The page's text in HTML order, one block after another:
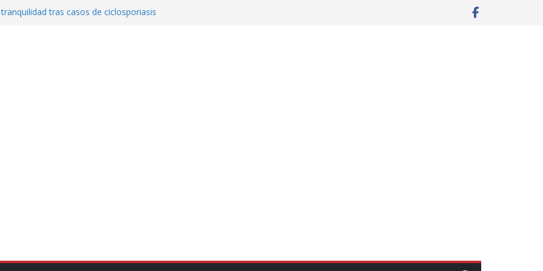
tras casos de ciclosporiasis
de vínculos con México: